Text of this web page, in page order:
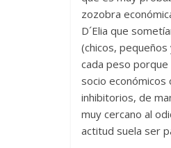
zozobra
D´Elia que
(chicos,
cada peso porque
socio
inhibitorios, de
muy cercano al
actitud suela ser